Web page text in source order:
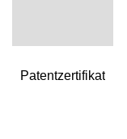
Patentzertifikat